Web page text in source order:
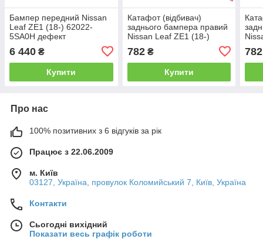
Бампер передний Nissan
Leaf ZE1 (18-) 62022-
5SA0H дефект
6 440 ₴
Купити
Катафот (відбивач)
заднього бампера правий
Nissan Leaf ZE1 (18-)
782₴
Купити
782
Про нас
100% позитивних з 6 відгуків за рік
Працює з 22.06.2009
м. Київ
03127, Україна, провулок Коломийський 7, Київ, Україна
Контакти
Сьогодні вихідний
Показати весь графік роботи